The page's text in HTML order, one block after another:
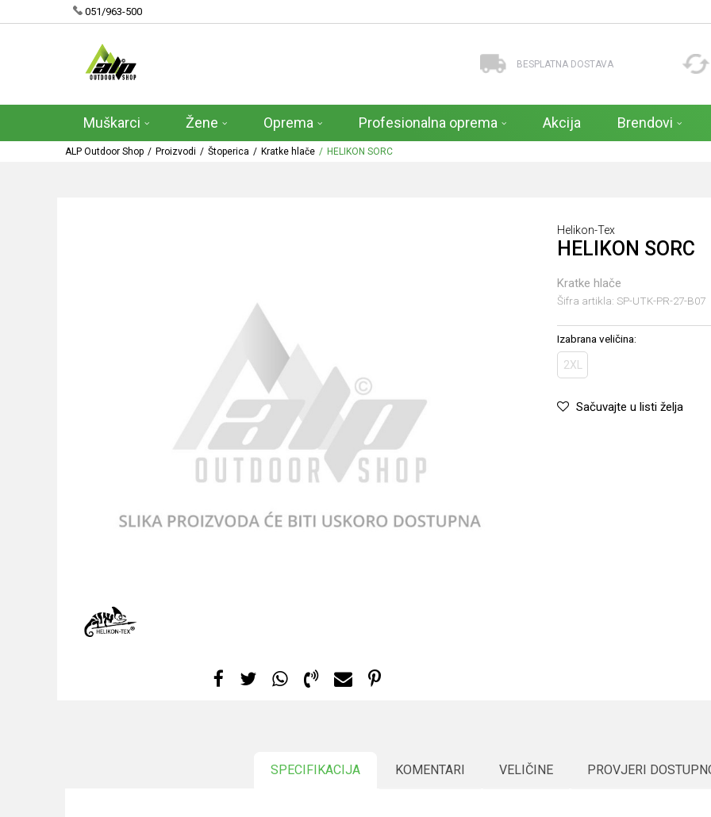
051/963-500
BESPLATNA DOSTAVA
Muškarci Žene Oprema Profesionalna oprema Akcija Brendovi
ALP Outdoor Shop Proizvodi Štoperica Kratke hlače HELIKON SORC
Helikon-Tex
HELIKON SORC
Kratke hlače
Šifra artikla: SP-UTK-PR-27-B07
Izabrana veličina:
2XL
Sačuvajte u listi želja
SPECIFIKACIJA KOMENTARI VELIČINE PROVJERI